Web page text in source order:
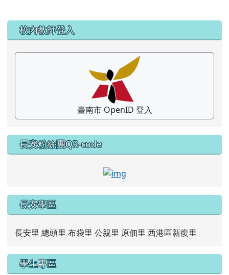
左邊區域內容
校內教師登入
臺南市 OpenID 登入
長安粉絲團QR-code
link to https://
長安學區
長安里 總頭里 布袋里 公親里 原佃里 西港區新復里
學生專區